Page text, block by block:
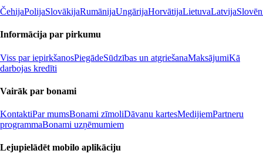
ČehijaPolijaSlovākijaRumānijaUngārijaHorvātijaLietuvaLatvija
Informācija par pirkumu
Viss par iepirkšanosPiegādeSūdzības un atgriešanaMaksājumiKā
darbojas kredīti
Vairāk par bonami
KontaktiPar mumsBonami zīmoliDāvanu kartesMedijiemPartneru
programmaBonami uzņēmumiem
Lejupielādēt mobilo aplikāciju